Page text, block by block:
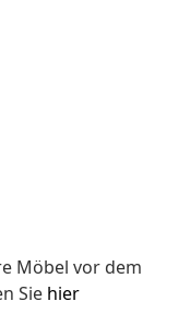
Möbel vor dem
Sie hier